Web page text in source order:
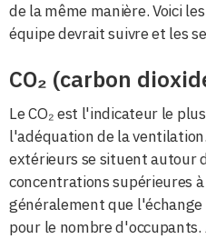
de la même manière. Voici
équipe devrait suivre et les
CO₂ (carbon
Le CO₂ est l'indicateur le
l'adéquation de la
extérieurs se situent autour
concentrations supérieures
généralement que
pour le nombre